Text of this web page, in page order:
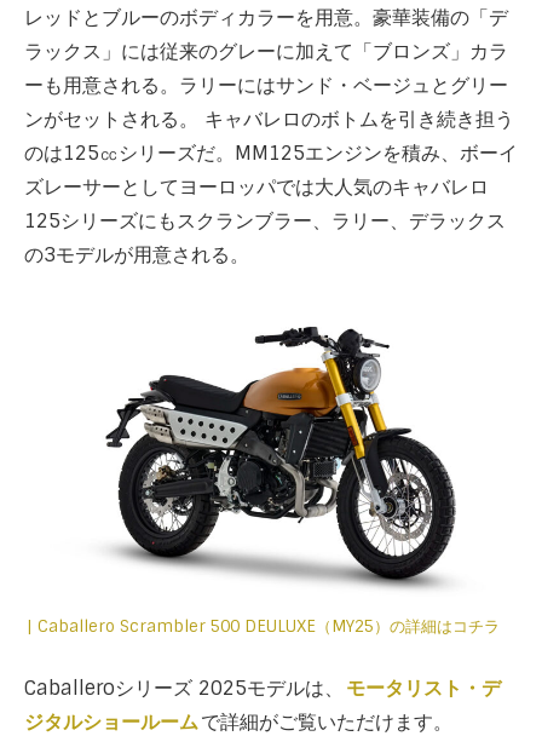
レッドとブルーのボディカラーを用意。豪華装備の「デ
ラックス」には従来のグレーに加えて「ブロンズ」カラ
ーも用意される。ラリーにはサンド・ベージュとグリー
ンがセットされる。 キャバレロのボトムを引き続き担う
のは125㏄シリーズだ。MM125エンジンを積み、ボーイ
ズレーサーとしてヨーロッパでは大人気のキャバレロ
125シリーズにもスクランブラー、ラリー、デラックス
の3モデルが用意される。
| Caballero Scrambler 500 DEULUXE（MY25）の詳細はコチラ
Caballeroシリーズ 2025モデルは、
モータリスト・デ
ジタルショールームで詳細がご覧いただけます。